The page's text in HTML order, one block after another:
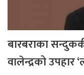
बारबराका
वालेन्द्रको उपहार